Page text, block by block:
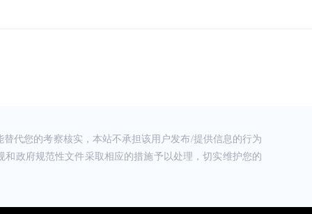
代您的考察核实，本站不承担该用户发布/提供信息的行为
政府规范性文件采取相应的措施予以处理，切实维护您的